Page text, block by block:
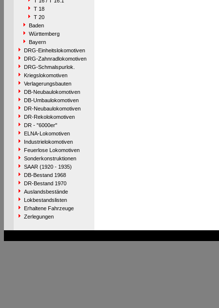
T 18
T 20
Baden
Württemberg
Bayern
DRG-Einheitslokomotiven
DRG-Zahnradlokomotiven
DRG-Schmalspurlok.
Kriegslokomotiven
Verlagerungsbauten
DB-Neubaulokomotiven
DB-Umbaulokomotiven
DR-Neubaulokomotiven
DR-Rekolokomotiven
DR - "6000er"
ELNA-Lokomotiven
Industrielokomotiven
Feuerlose Lokomotiven
Sonderkonstruktionen
SAAR (1920 - 1935)
DB-Bestand 1968
DR-Bestand 1970
Auslandsbestände
Lokbestandslisten
Erhaltene Fahrzeuge
Zerlegungen